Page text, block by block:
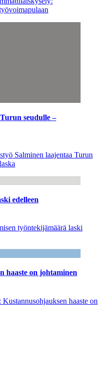
seudulle –
Salminen laajentaa Turun
edelleen
työntekijämäärä laski
haaste on johtaminen
haaste on